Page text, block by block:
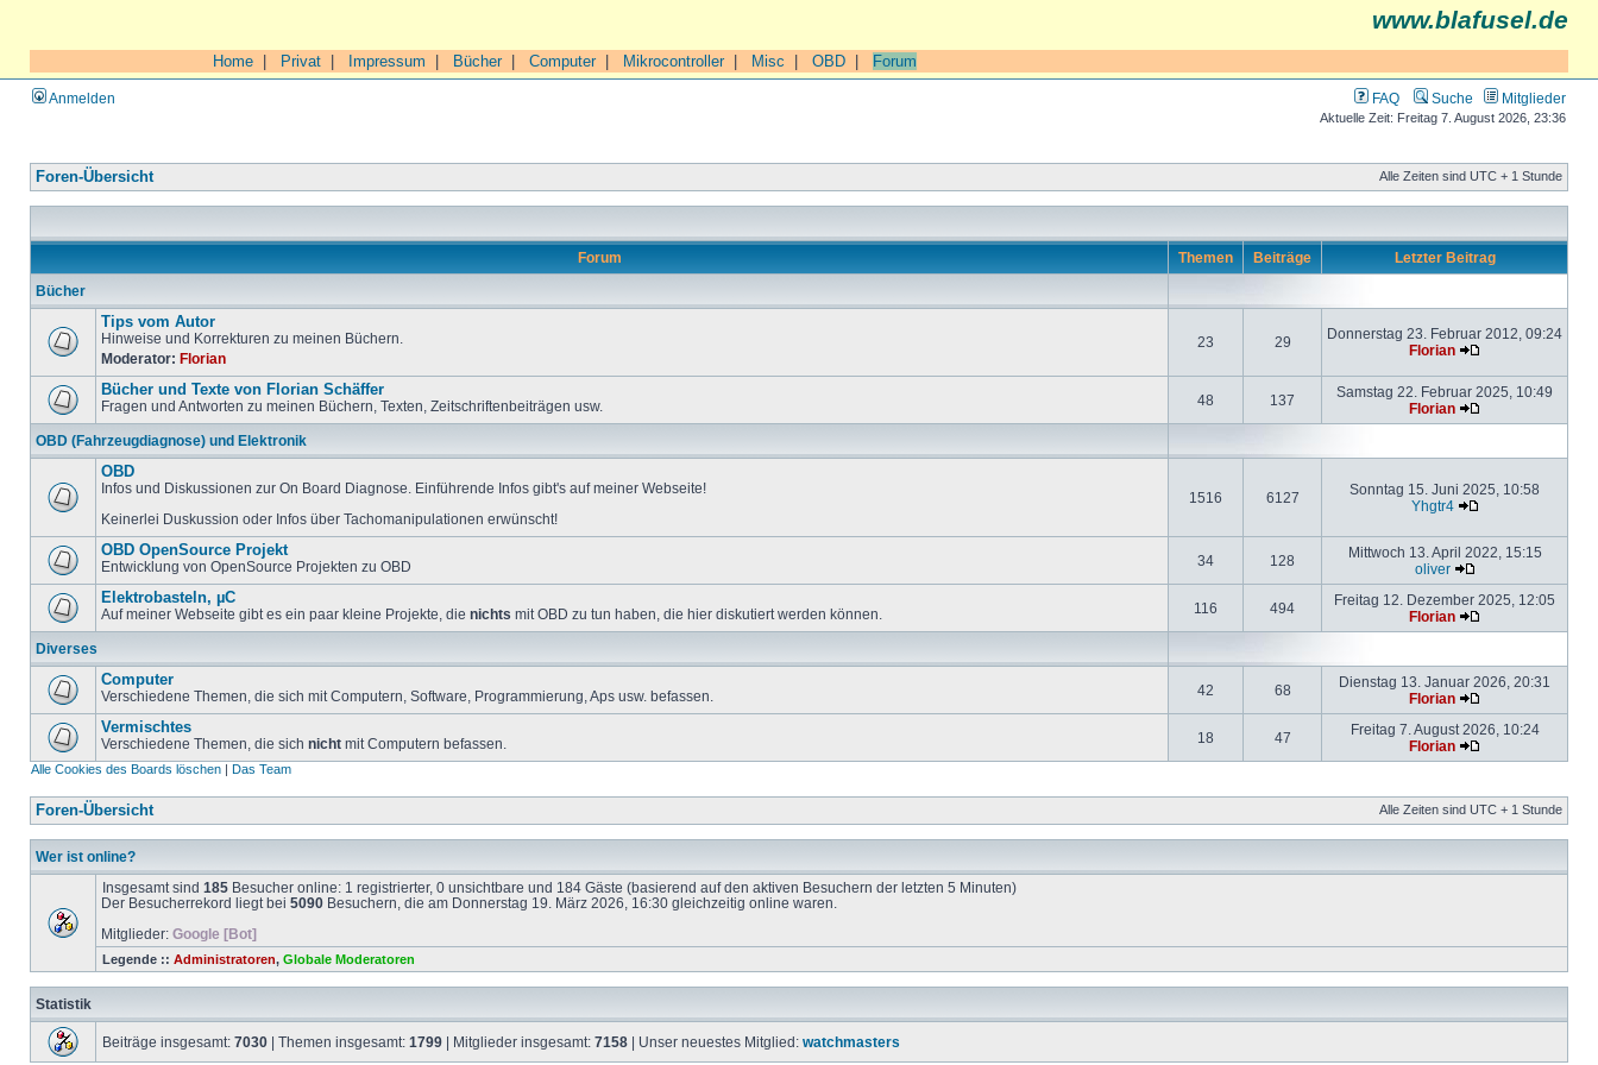
www.blafusel.de
Home Privat Impressum Bücher| Computer| Mikrocontroller| Misc OBD Forum
Anmelden FAQ Suche Mitglieder
Aktuelle Zeit: Freitag 7. August 2026, 23:36
Foren-Übersicht Alle Zeiten sind UTC + 1 Stunde
Forum Themen Beiträge Letzter Beitrag
Bücher
Tips vom Autor
Hinweise und Korrekturen zu meinen Büchern.
Moderator: Florian
23 29
Donnerstag 23. Februar 2012, 09:24
Florian
Bücher und Texte von Florian Schäffer
Fragen und Antworten zu meinen Büchern, Texten, Zeitschriftenbeiträgen usw. 48 137
Samstag 22. Februar 2025, 10:49
Florian
OBD (Fahrzeugdiagnose) und Elektronik
OBD
Infos und Diskussionen zur On Board Diagnose. Einführende Infos gibt's auf meiner Webseite!
Keinerlei Duskussion oder Infos über Tachomanipulationen erwünscht!
1516 6127
Sonntag 15. Juni 2025, 10:58
Yhgtr4
OBD OpenSource Projekt
Entwicklung von OpenSource Projekten zu OBD 34 128
Mittwoch 13. April 2022, 15:15
oliver
Elektrobasteln, µC
Auf meiner Webseite gibt es ein paar kleine Projekte, die nichts mit OBD zu tun haben, die hier diskutiert werden können. 116 494
Freitag 12. Dezember 2025, 12:05
Florian
Diverses
Computer
Verschiedene Themen, die sich mit Computern, Software, Programmierung, Aps usw. befassen. 42 68
Dienstag 13. Januar 2026, 20:31
Florian
Vermischtes
Verschiedene Themen, die sich nicht mit Computern befassen. 18 47
Freitag 7. August 2026, 10:24
Florian
Alle Cookies des Boards löschen | Das Team
Foren-Übersicht Alle Zeiten sind UTC + 1 Stunde
Wer ist online?
Insgesamt sind 185 Besucher online: 1 registrierter, 0 unsichtbare und 184 Gäste (basierend auf den aktiven Besuchern der letzten 5 Minuten)
Der Besucherrekord liegt bei 5090 Besuchern, die am Donnerstag 19. März 2026, 16:30 gleichzeitig online waren.
Mitglieder: Google [Bot]
Legende :: Administratoren, Globale Moderatoren
Statistik
Beiträge insgesamt: 7030 | Themen insgesamt: 1799 | Mitglieder insgesamt: 7158 | Unser neuestes Mitglied: watchmasters